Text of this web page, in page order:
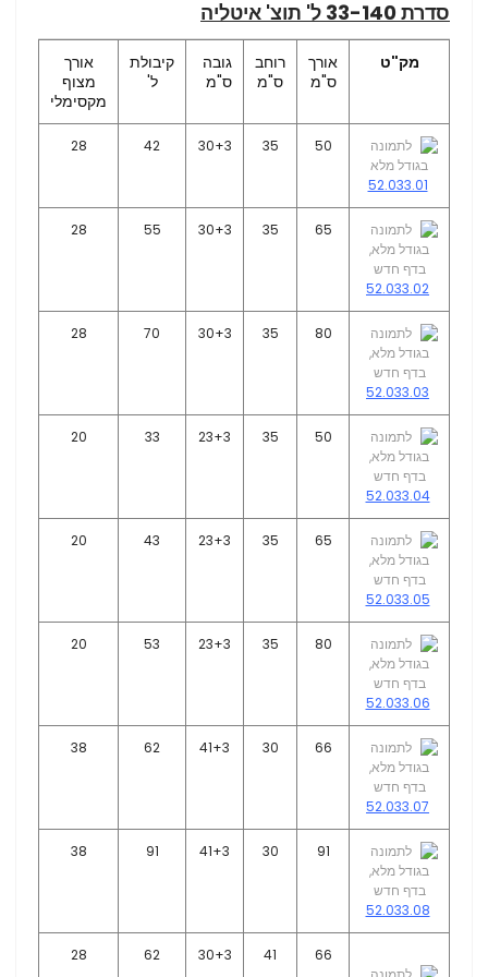
סדרת 33-140 ל' תוצ' איטליה
מק"ט
אורך
ס"מ
רוחב
ס"מ
גובה
ס"מ
קיבולת
ל'
אורך
מצוף
מקסימלי
52.033.01
50
35
30+3
42
28
52.033.02
65
35
30+3
55
28
52.033.03
80
35
30+3
70
28
52.033.04
50
35
23+3
33
20
52.033.05
65
35
23+3
43
20
52.033.06
80
35
23+3
53
20
52.033.07
66
30
41+3
62
38
52.033.08
91
30
41+3
91
38
66
41
30+3
62
28